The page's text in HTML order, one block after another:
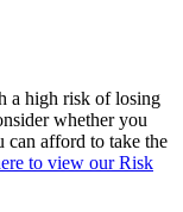
a high risk of losing
whether you
can afford to take the
to view our Risk